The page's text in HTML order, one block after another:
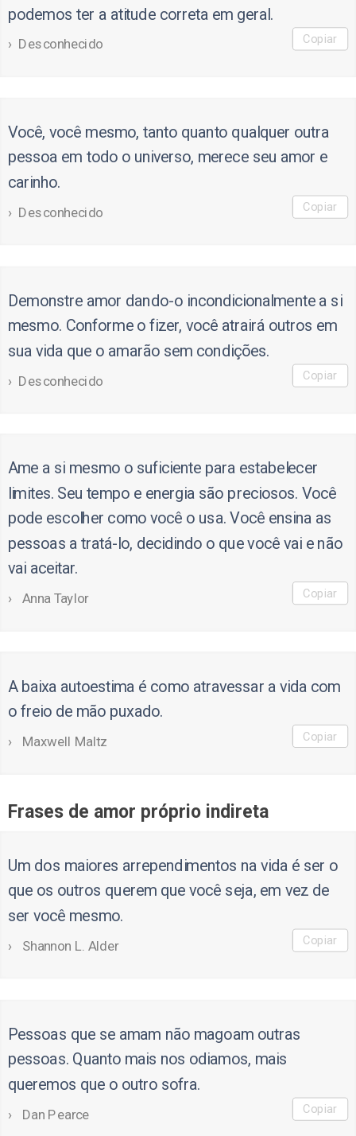
podemos ter a atitude correta em geral.
Desconhecido Copiar
Você, você mesmo, tanto quanto qualquer outra
pessoa em todo o universo, merece seu amor e
carinho.
Desconhecido Copiar
Demonstre amor dando-o incondicionalmente a si
mesmo. Conforme o fizer, você atrairá outros em
sua vida que o amarão sem condições.
Desconhecido Copiar
Ame a si mesmo o suficiente para estabelecer
limites. Seu tempo e energia são preciosos. Você
pode escolher como você o usa. Você ensina as
pessoas a tratá-lo, decidindo o que você vai e não
vai aceitar.
Anna Taylor Copiar
A baixa autoestima é como atravessar a vida com
o freio de mão puxado.
Maxwell Maltz Copiar
Frases de amor próprio indireta
Um dos maiores arrependimentos na vida é ser o
que os outros querem que você seja, em vez de
ser você mesmo.
Shannon L. Alder Copiar
Pessoas que se amam não magoam outras
pessoas. Quanto mais nos odiamos, mais
queremos que o outro sofra.
Dan Pearce Copiar